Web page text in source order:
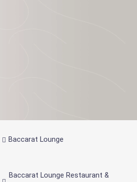
Baccarat Lounge
Baccarat Lounge Restaurant &